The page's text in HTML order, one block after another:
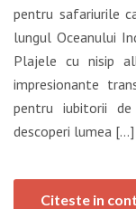
pentru safariurile
lungul Oceanului
Plajele cu nisip
impresionante
pentru iubitorii
descoperi lumea […]
Citeste in